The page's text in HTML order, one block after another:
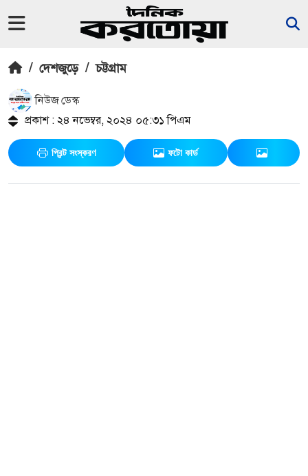
/ দেশজুড়ে / চট্টগ্রাম
নিউজ ডেস্ক
প্রকাশ : ২৪ নভেম্বর, ২০২৪ ০৫:৩১ পিএম
প্রিন্ট সংস্করণ ফটো কার্ড